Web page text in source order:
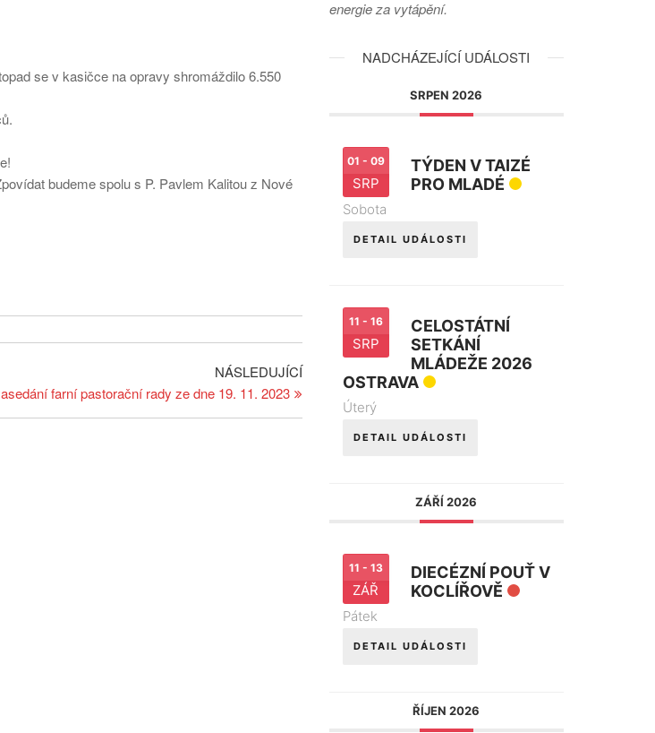
se v kasičce na opravy shromáždilo 6.550
budeme spolu s P. Pavlem Kalitou z Nové
Následující
příspěvek
NÁSLEDUJÍCÍ
farní pastorační rady ze dne 19. 11. 2023
energie za vytápění.
NADCHÁZEJÍCÍ UDÁLOSTI
SRPEN 2026
01 - 09
SRP
TÝDEN V TAIZÉ
PRO MLADÉ
Sobota
DETAIL UDÁLOSTI
11 - 16
SRP
CELOSTÁTNÍ
SETKÁNÍ
MLÁDEŽE 2026
OSTRAVA
Úterý
DETAIL UDÁLOSTI
ZÁŘÍ 2026
11 - 13
ZÁŘ
DIECÉZNÍ POUŤ V
KOCLÍŘOVĚ
Pátek
DETAIL UDÁLOSTI
ŘÍJEN 2026